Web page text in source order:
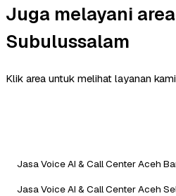
Juga melayani
Subulussalam
Klik area untuk melihat layanan
Jasa Voice AI & Call Center Aceh
Jasa Voice AI & Call Center Aceh